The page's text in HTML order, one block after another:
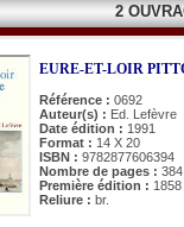
2
EURE-ET-LOIR
Référence : 0692
Auteur(s) : Ed. Lefèvre
Date édition : 1991
Format : 14 X 20
ISBN : 9782877606394
Nombre de pages : 384
Première édition : 1858
Reliure : br.